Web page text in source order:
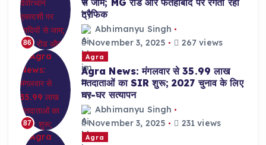
86
से जाम; MG रोड और फतेहाबाद पर रेंगता रहा
ट्रैफिक
Abhimanyu Singh
November 3, 2025
267 views
87
Agra
Agra News: मंगलवार से 35.99 लाख
मतदाताओं का SIR शुरू; 2027 चुनाव के लिए
घर-घर सत्यापन
Abhimanyu Singh
November 3, 2025
231 views
Agra